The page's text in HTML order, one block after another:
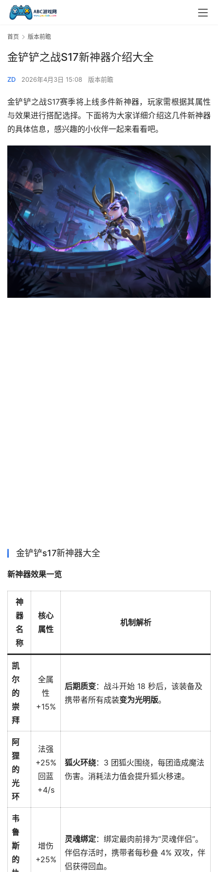
首页 版本前瞻
金铲铲之战S17新神器介绍大全
ZD 2026年4月3日 15:08 版本前瞻
金铲铲之战S17赛季将上线多件新神器，玩家需根据其属性
与效果进行搭配选择。下面将为大家详细介绍这几件新神器
的具体信息，感兴趣的小伙伴一起来看看吧。
金铲铲s17新神器大全
新神器效果一览
神
器
名
称
核心
属性
机制解析
凯
尔
的
崇
拜
全属
性
+15%
后期质变：战斗开始 18 秒后，该装备及
携带者所有成装变为光明版。
阿
狸
的
光
环
法强
+25%
回蓝
+4/s
狐火环绕：3 团狐火围绕，每团造成魔法
伤害。消耗法力值会提升狐火移速。
韦
鲁
斯
的
增伤
+25%
灵魂绑定：绑定最肉前排为“灵魂伴侣”。
伴侣存活时，携带者每秒叠 4% 双攻，伴
侣获得回血。